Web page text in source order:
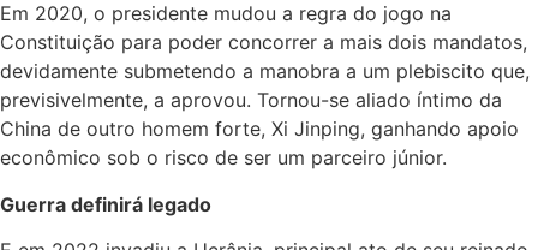
Em 2020, o presidente mudou a regra do jogo na
Constituição para poder concorrer a mais dois mandatos,
devidamente submetendo a manobra a um plebiscito que,
previsivelmente, a aprovou. Tornou-se aliado íntimo da
China de outro homem forte, Xi Jinping, ganhando apoio
econômico sob o risco de ser um parceiro júnior.
Guerra definirá legado